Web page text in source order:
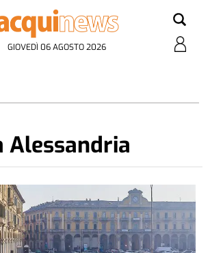
GIOVEDÌ 06 AGOSTO 2026
Alessandria